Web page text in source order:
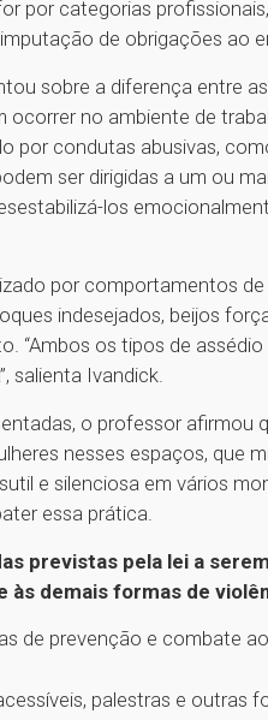
por categorias
de obrigações ao
sobre a diferença entre
ocorrer no ambiente de
por condutas abusivas,
ser dirigidas a um ou
los
por comportamentos
indesejados, beijos
“Ambos os tipos de
salienta Ivandick.
o professor afirmou
nesses espaços, que
e silenciosa em vários
essa prática.
previstas pela lei a
às demais formas de
de prevenção e combate
palestras e outras